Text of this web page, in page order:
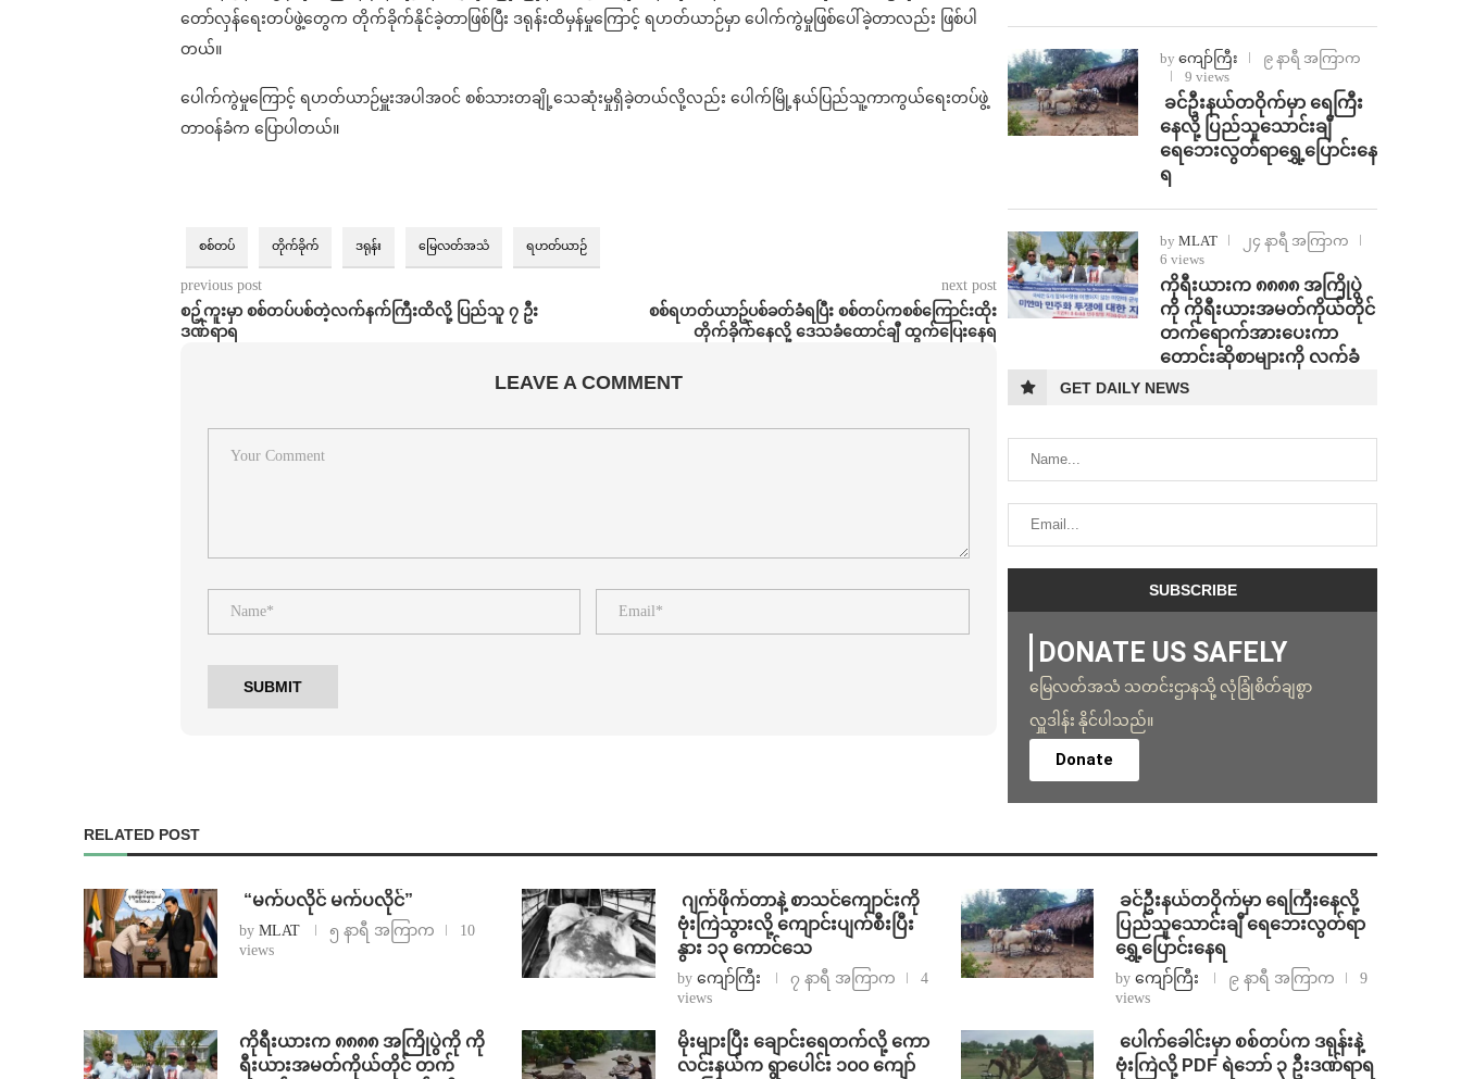
တော်လှန်ရေးတပ်ဖွဲ့တွေက တိုက်ခိုက်နိုင်ခဲ့တာဖြစ်ပြီး ဒရုန်းထိမှန်မှုကြောင့် ရဟတ်ယာဉ်မှာ ပေါက်ကွဲမှုဖြစ်ပေါ်ခဲ့တာလည်း ဖြစ်ပါ
တယ်။
ပေါက်ကွဲမှုကြောင့် ရဟတ်ယာဉ်မှူးအပါအဝင် စစ်သားတချို့သေဆုံးမှုရှိခဲ့တယ်လို့လည်း ပေါက်မြို့နယ်ပြည်သူ့ကာကွယ်ရေးတပ်ဖွဲ့
တာဝန်ခံက ပြောပါတယ်။
စစ်တပ် တိုက်ခိုက် ဒရုန်း မြေလတ်အသံ ရဟတ်ယာဉ်
previous post
စဥ့်ကူးမှာ စစ်တပ်ပစ်တဲ့လက်နက်ကြီးထိလို့ ပြည်သူ ၇ ဦး
ဒဏ်ရာရ
next post
စစ်ရဟတ်ယာဥ်ပစ်ခတ်ခံရပြီး စစ်တပ်ကစစ်ကြောင်းထိုး
တိုက်ခိုက်နေလို့ ဒေသခံထောင်ချီ ထွက်ပြေးနေရ
LEAVE A COMMENT
by ကျော်ကြီး
၉ နာရီ အကြာက
9 views
⁩ ⁨ခင်ဦးနယ်တဝိုက်မှာ ရေကြီး
နေလို့ ပြည်သူသောင်းချီ
ရေဘေးလွတ်ရာရွှေ့ပြောင်းနေ
ရ
by MLAT
၂၄ နာရီ အကြာက
6 views
ကိုရီးယားက ၈၈၈၈ အကြိုပွဲ
ကို ကိုရီးယားအမတ်ကိုယ်တိုင်
တက်ရောက်အားပေးကာ
တောင်းဆိုစာများကို လက်ခံ
GET DAILY NEWS
DONATE US SAFELY
မြေလတ်အသံ သတင်းဌာနသို့ လုံခြုံစိတ်ချစွာ
လှူဒါန်း နိုင်ပါသည်။
Donate
RELATED POST
⁨ ⁨“မက်ပလိုင် မက်ပလိုင်”
by MLAT ၅ နာရီ အကြာက
10
views
⁨⁩ ⁨ဂျက်ဖိုက်တာနဲ့ စာသင်ကျောင်းကို
ဗုံးကြဲသွားလို့ ကျောင်းပျက်စီးပြီး
နွား ၁၃ ကောင်သေ
by ကျော်ကြီး ၇ နာရီ အကြာက
4
views
⁩ ⁨ခင်ဦးနယ်တဝိုက်မှာ ရေကြီးနေလို့
ပြည်သူသောင်းချီ ရေဘေးလွတ်ရာ
ရွှေ့ပြောင်းနေရ
byကျော်ကြီး ၉ နာရီ အကြာက
9
views
ကိုရီးယားက ၈၈၈၈ အကြိုပွဲကို ကို
ရီးယားအမတ်ကိုယ်တိုင် တက်
⁨မိုးများပြီး ချောင်းရေတက်လို့ ကော
လင်းနယ်က ရွာပေါင်း ၁၀၀ ကျော်
⁩ ⁨ပေါက်ခေါင်းမှာ စစ်တပ်က ဒရုန်းနဲ့
ဗုံးကြဲလို့ PDF ရဲဘော် ၃ ဦးဒဏ်ရာရ